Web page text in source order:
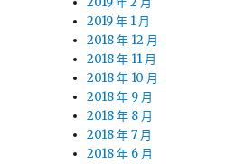
2019 年 1 月
2018 年 12 月
2018 年 11 月
2018 年 10 月
2018 年 9 月
2018 年 8 月
2018 年 7 月
2018 年 6 月